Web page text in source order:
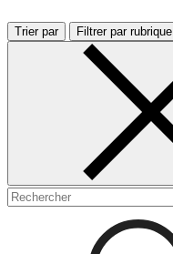
Trier par Filtrer par rubrique